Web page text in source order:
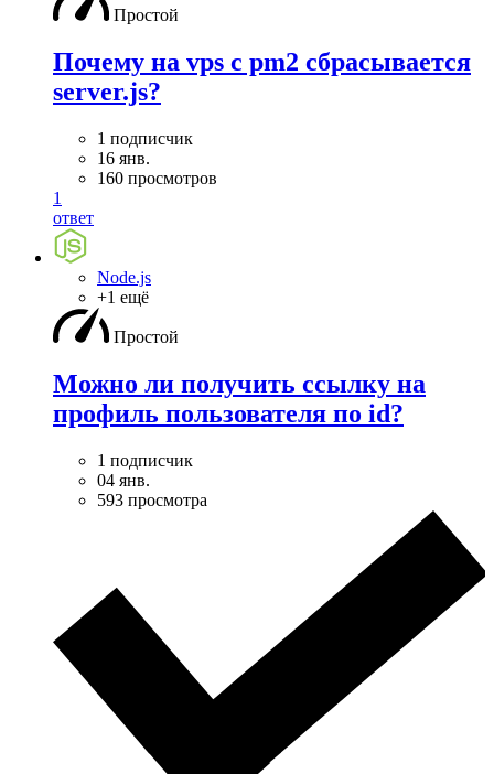
Простой
Почему на vps с pm2 сбрасывается
server.js?
1 подписчик
16 янв.
160 просмотров
1
ответ
Node.js
+1 ещё
Простой
Можно ли получить ссылку на
профиль пользователя по id?
1 подписчик
04 янв.
593 просмотра